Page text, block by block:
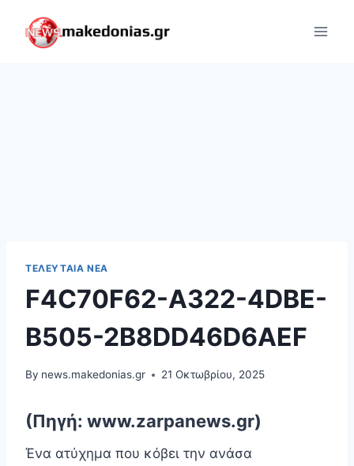
content
ΤΕΛΕΥΤΑΊΑ ΝΈΑ
F4C70F62-A322-4DBE-
B505-2B8DD46D6AEF
By news.makedonias.gr 21 Οκτωβρίου, 2025
(Πηγή: www.zarpanews.gr)
Ένα ατύχημα που κόβει την ανάσα